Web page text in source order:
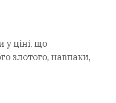
у ціні, що
злотого, навпаки,